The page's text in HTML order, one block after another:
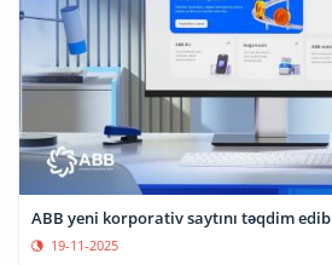
ABB yeni korporativ saytını təqdim edib
19-11-2025